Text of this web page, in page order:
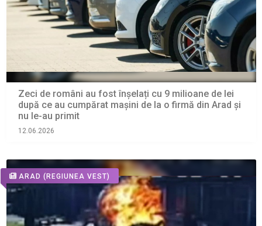
Zeci de români au fost înșelați cu 9 milioane de lei
după ce au cumpărat mașini de la o firmă din Arad și
nu le-au primit
12.06.2026
ARAD (REGIUNEA VEST)